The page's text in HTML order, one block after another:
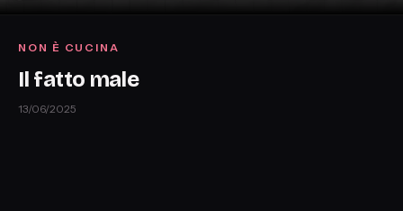
NON È CUCINA
Il fatto male
13/06/2025